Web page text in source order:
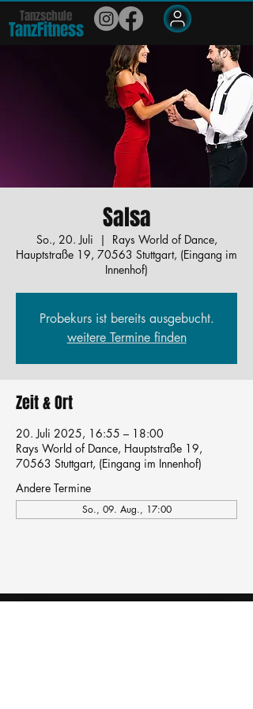
Tanzschule
TanzFitness
Salsa
So., 20. Juli
  |
Rays World of Dance,
Hauptstraße 19, 70563 Stuttgart, (Eingang im
Innenhof)
Probekurs ist bereits ausgebucht.
weitere Termine finden
Zeit & Ort
20. Juli 2025, 16:55 – 18:00
Rays World of Dance, Hauptstraße 19,
70563 Stuttgart, (Eingang im Innenhof)
Andere Termine
So., 09. Aug., 17:00